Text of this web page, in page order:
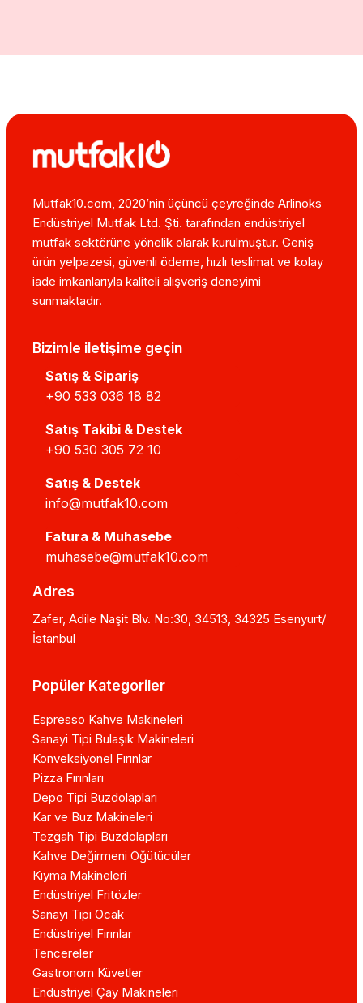
Mutfak10.com, 2020’nin üçüncü çeyreğinde Arlinoks
Endüstriyel Mutfak Ltd. Şti. tarafından endüstriyel
mutfak sektörüne yönelik olarak kurulmuştur. Geniş
ürün yelpazesi, güvenli ödeme, hızlı teslimat ve kolay
iade imkanlarıyla kaliteli alışveriş deneyimi
sunmaktadır.
Bizimle iletişime geçin
Satış & Sipariş
+90 533 036 18 82
Satış Takibi & Destek
+90 530 305 72 10
Satış & Destek
info@mutfak10.com
Fatura & Muhasebe
muhasebe@mutfak10.com
Adres
Zafer, Adile Naşit Blv. No:30, 34513, 34325 Esenyurt/
İstanbul
Popüler Kategoriler
Espresso Kahve Makineleri
Sanayi Tipi Bulaşık Makineleri
Konveksiyonel Fırınlar
Pizza Fırınları
Depo Tipi Buzdolapları
Kar ve Buz Makineleri
Tezgah Tipi Buzdolapları
Kahve Değirmeni Öğütücüler
Kıyma Makineleri
Endüstriyel Fritözler
Sanayi Tipi Ocak
Endüstriyel Fırınlar
Tencereler
Gastronom Küvetler
Endüstriyel Çay Makineleri